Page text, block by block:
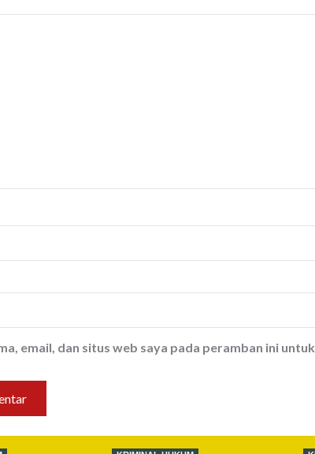
email, dan situs web saya pada peramban ini